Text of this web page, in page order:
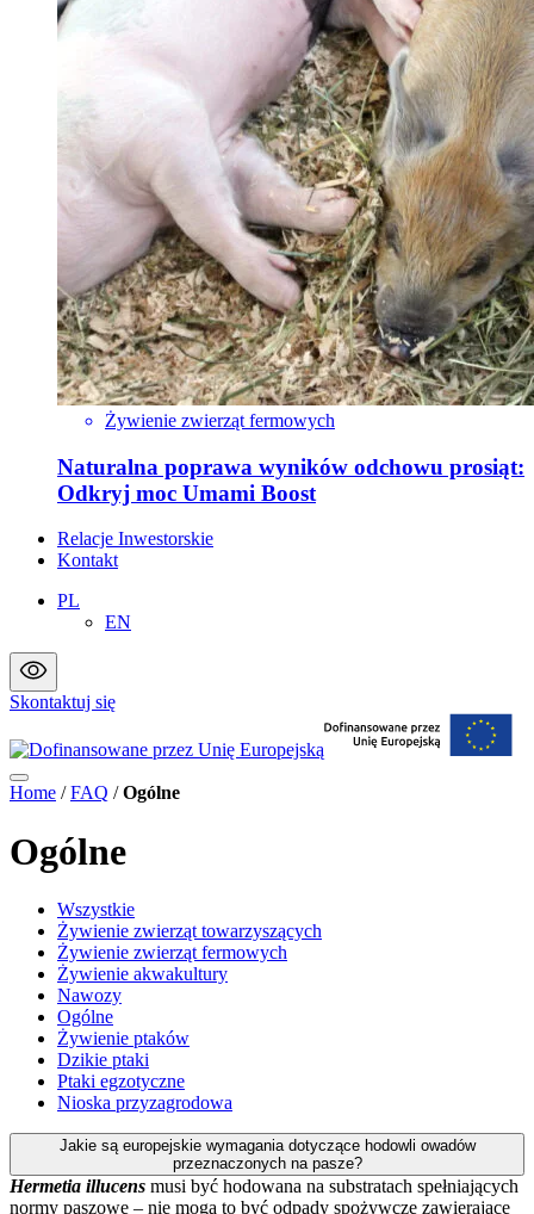
Żywienie zwierząt fermowych
Naturalna poprawa wyników odchowu prosiąt:
Odkryj moc Umami Boost
Relacje Inwestorskie
Kontakt
PL
EN
Skontaktuj się
Home / FAQ / Ogólne
Ogólne
Wszystkie
Żywienie zwierząt towarzyszących
Żywienie zwierząt fermowych
Żywienie akwakultury
Nawozy
Ogólne
Żywienie ptaków
Dzikie ptaki
Ptaki egzotyczne
Nioska przyzagrodowa
Jakie są europejskie wymagania dotyczące hodowli owadów
przeznaczonych na pasze?
Hermetia illucens musi być hodowana na substratach spełniających
normy paszowe – nie mogą to być odpady spożywcze zawierające